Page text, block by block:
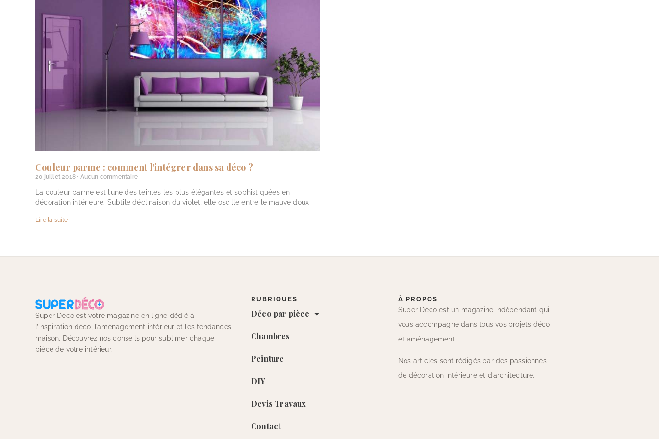
Couleur parme : comment l’intégrer dans sa déco ?
20 juillet 2018 Aucun commentaire
La couleur parme est l’une des teintes les plus élégantes et sophistiquées en
décoration intérieure. Subtile déclinaison du violet, elle oscille entre le mauve doux
Lire la suite
Super Déco est votre magazine en ligne dédié à
l’inspiration déco, l’aménagement intérieur et les tendances
maison. Découvrez nos conseils pour sublimer chaque
pièce de votre intérieur.
RUBRIQUES
Déco par pièce
Chambres
Peinture
DIY
Devis Travaux
Contact
À PROPOS
Super Déco est un magazine indépendant qui
vous accompagne dans tous vos projets déco
et aménagement.
Nos articles sont rédigés par des passionnés
de décoration intérieure et d’architecture.